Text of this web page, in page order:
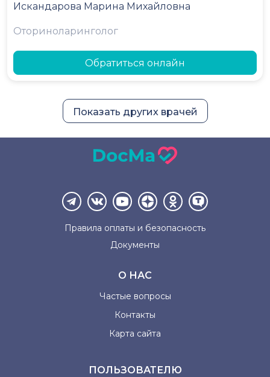
Искандарова Марина Михайловна
Оториноларинголог
Обратиться онлайн
Показать других врачей
Правила оплаты и безопасность
Документы
О НАС
Частые вопросы
Контакты
Карта сайта
ПОЛЬЗОВАТЕЛЮ